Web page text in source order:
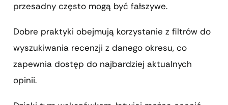
przesadny często mogą być fałszywe.
Dobre praktyki obejmują korzystanie z filtrów do
wyszukiwania recenzji z danego okresu, co
zapewnia dostęp do najbardziej aktualnych
opinii.